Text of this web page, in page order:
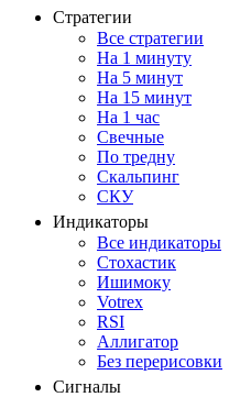
Стратегии
Все стратегии
На 1 минуту
На 5 минут
На 15 минут
На 1 час
Свечные
По тредну
Скальпинг
СКУ
Индикаторы
Все индикаторы
Стохастик
Ишимоку
Votrex
RSI
Аллигатор
Без перерисовки
Сигналы